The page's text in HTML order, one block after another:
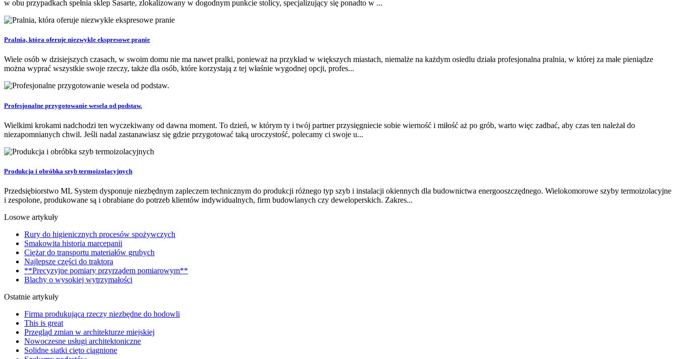
w obu przypadkach spełnia sklep Sasarte, zlokalizowany w dogodnym punkcie stolicy, specjalizujący się ponadto w ...
Pralnia, która oferuje niezwykle ekspresowe pranie
Wiele osób w dzisiejszych czasach, w swoim domu nie ma nawet pralki, ponieważ na przykład w większych miastach, niemalże na każdym osiedlu działa profesjonalna pralnia, w której za małe pieniądze
można wyprać wszystkie swoje rzeczy, także dla osób, które korzystają z tej właśnie wygodnej opcji, profes...
Profesjonalne przygotowanie wesela od podstaw.
Wielkimi krokami nadchodzi ten wyczekiwany od dawna moment. To dzień, w którym ty i twój partner przysięgniecie sobie wierność i miłość aż po grób, warto więc zadbać, aby czas ten należał do
niezapomnianych chwil. Jeśli nadal zastanawiasz się gdzie przygotować taką uroczystość, polecamy ci swoje u...
Produkcja i obróbka szyb termoizolacyjnych
Przedsiębiorstwo ML System dysponuje niezbędnym zapleczem technicznym do produkcji różnego typ szyb i instalacji okiennych dla budownictwa energooszczędnego. Wielokomorowe szyby termoizolacyjne
i zespolone, produkowane są i obrabiane do potrzeb klientów indywidualnych, firm budowlanych czy deweloperskich. Zakres...
Losowe artykuły
Rury do higienicznych procesów spożywczych
Smakowita historia marcepanii
Ciężar do transportu materiałów grubych
Najlepsze części do traktora
**Precyzyjne pomiary przyrządem pomiarowym**
Blachy o wysokiej wytrzymałości
Ostatnie artykuły
Firma produkująca rzeczy niezbędne do hodowli
This is great
Przegląd zmian w architekturze miejskiej
Nowoczesne usługi architektoniczne
Solidne siatki cięto ciągnione